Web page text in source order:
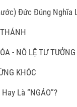
Đức Đúng Nghĩa
- NÔ LỆ TƯ TƯỞNG
KHÓC
Là “NGÁO”?